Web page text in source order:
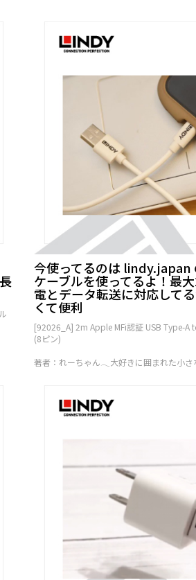
今使ってるのは
ケーブルを使ってるよ！最
電とデータ転送に対応して
くて便利
[92026_A] 2m Apple MFi認証 USB Type-A
(8ピン)
著者：れーちゃん𓂃大好きに囲まれた小さ